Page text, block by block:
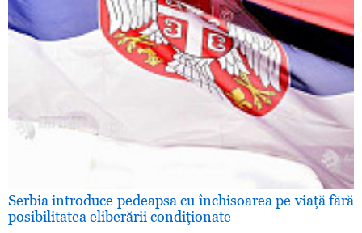
Serbia introduce pedeapsa cu închisoarea pe viaţă fără
posibilitatea eliberării condiţionate